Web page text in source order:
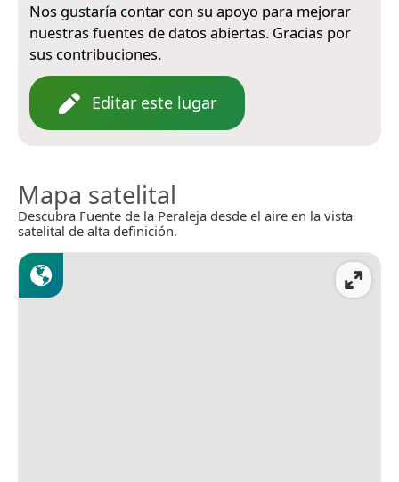
Nos gustaría contar con su apoyo para mejorar
nuestras fuentes de datos abiertas. Gracias por
sus contribuciones.
Editar este lugar
Mapa satelital
Descubra Fuente de la Peraleja desde el aire en la vista
satelital de alta definición.